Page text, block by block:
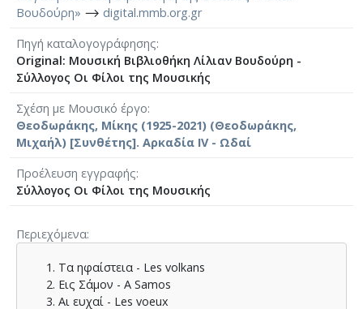
Βουδούρη» ⟶ digital.mmb.org.gr
Πηγή καταλογογράφησης
Original: Μουσική Βιβλιοθήκη Λίλιαν Βουδούρη -
Σύλλογος Οι Φίλοι της Μουσικής
Σχέση με Μουσικό έργο
Θεοδωράκης, Μίκης (1925-2021) (Θεοδωράκης,
Μιχαήλ) [Συνθέτης]. Αρκαδία IV - Ωδαί
Προέλευση εγγραφής
Σύλλογος Οι Φίλοι της Μουσικής
Περιεχόμενα
Τα ηφαίστεια - Les volkans
Εις Σάμον - A Samos
Αι ευχαί - Les voeux